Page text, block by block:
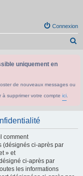
Connexion
uniquement en
de nouveaux messages ou
supprimer votre compte ici
comment
(désignés ci-après par
» et
ci-après par
les informations